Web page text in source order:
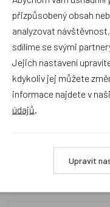
Affenzahn Beanie
Koala Grey
Akce
AFZ-BNS-001-029
přizpůsobený obsah
analyzovat
sdílíme se svými
Jejich nastavení
kdykoliv jej můžete
informace najdete v
údajů
Upravit